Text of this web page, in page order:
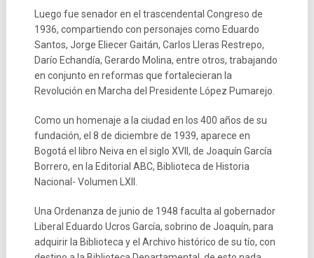
Luego fue senador en el trascendental Congreso de
1936, compartiendo con personajes como Eduardo
Santos, Jorge Eliecer Gaitán, Carlos Lleras Restrepo,
Darío Echandía, Gerardo Molina, entre otros, trabajando
en conjunto en reformas que fortalecieran la
Revolución en Marcha del Presidente López Pumarejo.
Como un homenaje a la ciudad en los 400 años de su
fundación, el 8 de diciembre de 1939, aparece en
Bogotá el libro Neiva en el siglo XVII, de Joaquín García
Borrero, en la Editorial ABC, Biblioteca de Historia
Nacional- Volumen LXII.
Una Ordenanza de junio de 1948 faculta al gobernador
Liberal Eduardo Ucros García, sobrino de Joaquín, para
adquirir la Biblioteca y el Archivo histórico de su tío, con